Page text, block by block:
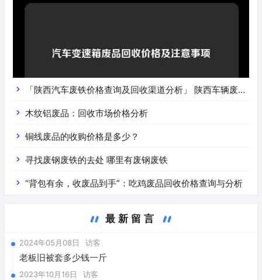
「陕西汽车废铁价格查询及回收渠道分析」 陕西车辆废铁
价是什么
木纹铝废品：回收市场价格分析
铜线废品的收购价格是多少？
寻找废钢废铁的去处 哪里有废钢废铁
“背包有余，收废品到手”：吃鸡废品回收价格查询与分析
最新留言
2024年05月08日 访客
老板旧被套多少钱一斤
2023年10月16日 访客